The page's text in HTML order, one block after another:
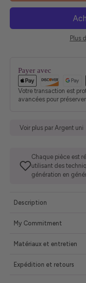
Plus
Payer avec
Votre transaction est
avancées pour
Voir plus par Argent uni
Chaque pièce est
utilisant des
génération en
Description
My Commitment
Matériaux et entretien
Expédition et retours